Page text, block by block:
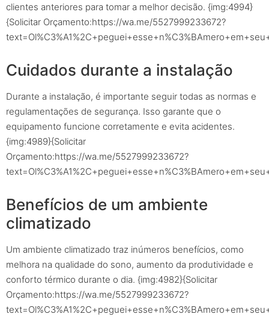
clientes anteriores para tomar a melhor decisão. {img:4994}
{Solicitar Orçamento:https://wa.me/5527999233672?
Cuidados durante a instalação
Durante a instalação, é importante seguir todas as normas e
regulamentações de segurança. Isso garante que o
equipamento funcione corretamente e evita acidentes.
{img:4989}{Solicitar
Orçamento:https://wa.me/5527999233672?
Benefícios de um ambiente
climatizado
Um ambiente climatizado traz inúmeros benefícios, como
melhora na qualidade do sono, aumento da produtividade e
conforto térmico durante o dia. {img:4982}{Solicitar
Orçamento:https://wa.me/5527999233672?